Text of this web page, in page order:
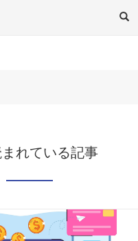
まれている記事